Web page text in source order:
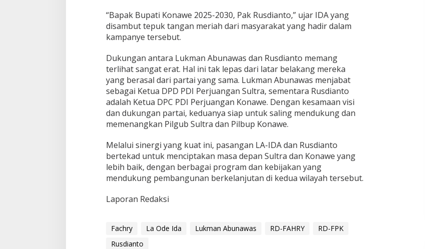
“Bapak Bupati Konawe 2025-2030, Pak Rusdianto,” ujar IDA yang
disambut tepuk tangan meriah dari masyarakat yang hadir dalam
kampanye tersebut.
Dukungan antara Lukman Abunawas dan Rusdianto memang
terlihat sangat erat. Hal ini tak lepas dari latar belakang mereka
yang berasal dari partai yang sama. Lukman Abunawas menjabat
sebagai Ketua DPD PDI Perjuangan Sultra, sementara Rusdianto
adalah Ketua DPC PDI Perjuangan Konawe. Dengan kesamaan visi
dan dukungan partai, keduanya siap untuk saling mendukung dan
memenangkan Pilgub Sultra dan Pilbup Konawe.
Melalui sinergi yang kuat ini, pasangan LA-IDA dan Rusdianto
bertekad untuk menciptakan masa depan Sultra dan Konawe yang
lebih baik, dengan berbagai program dan kebijakan yang
mendukung pembangunan berkelanjutan di kedua wilayah tersebut.
Laporan Redaksi
Fachry La Ode Ida Lukman Abunawas RD-FAHRY
RD-FPK
Rusdianto